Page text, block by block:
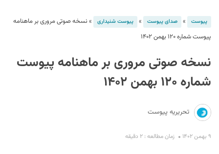
پیوست » صدای پیوست » پیوست شنیداری » نسخه صوتی مروری بر ماهنامه
پیوست شماره ۱۲۰ بهمن ۱۴۰۲
نسخه صوتی مروری بر ماهنامه پیوست
شماره ۱۲۰ بهمن ۱۴۰۲
تحریریه پیوست
۹ بهمن ۱۴۰۲ زمان مطالعه : ۲ دقیقه